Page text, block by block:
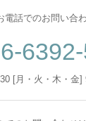
電話でのお問い合
[月・火・木・金]